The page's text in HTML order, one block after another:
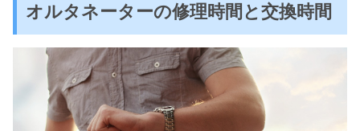
オルタネーターの修理時間と交換時間